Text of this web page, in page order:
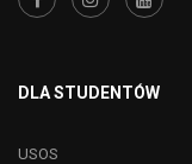
DLA STUDENTÓW
USOS